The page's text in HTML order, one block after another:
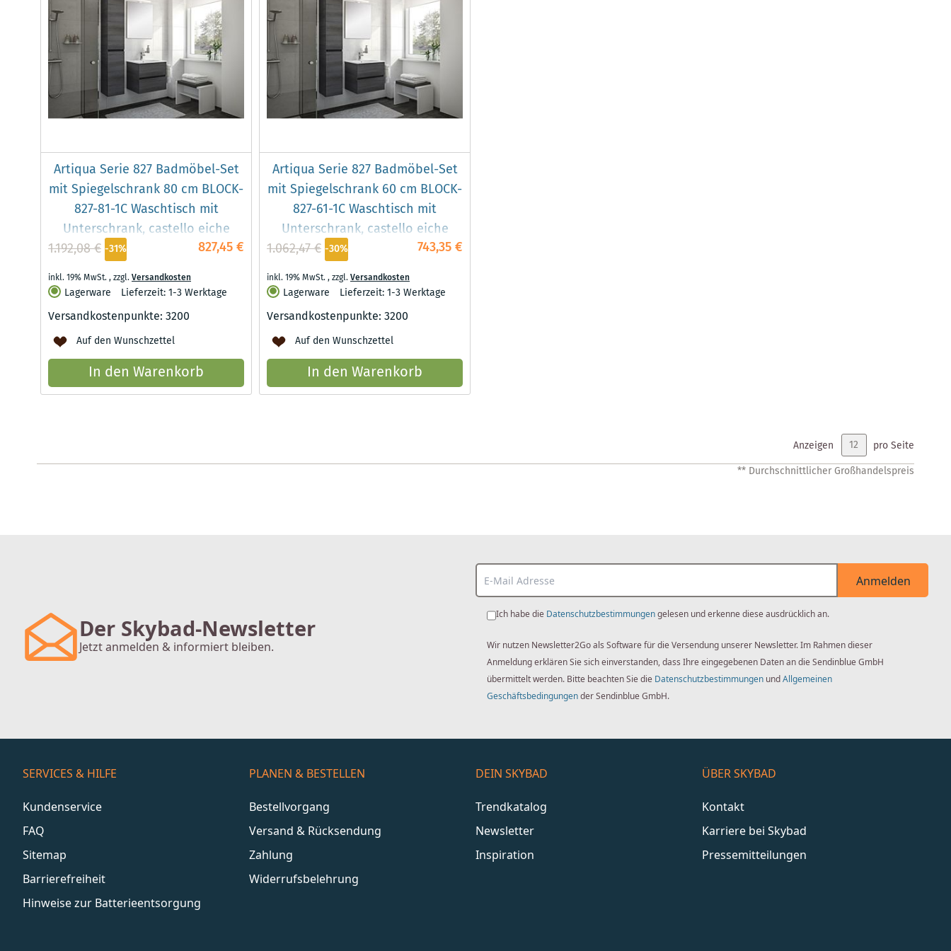
Artiqua Serie 827 Badmöbel-Set
mit Spiegelschrank 80 cm BLOCK-
827-81-1C Waschtisch mit
Unterschrank, castello eiche
827,45 €
1.192,08 € -31%
inkl. 19% MwSt.,zzgl.Versandkosten
Lagerware Lieferzeit: 1-3 Werktage
Versandkostenpunkte: 3200
Auf den Wunschzettel
In den Warenkorb
Artiqua Serie 827 Badmöbel-Set
mit Spiegelschrank 60 cm BLOCK-
827-61-1C Waschtisch mit
Unterschrank, castello eiche
743,35 €
1.062,47 € -30%
inkl. 19% MwSt.,zzgl.Versandkosten
Lagerware Lieferzeit: 1-3 Werktage
Versandkostenpunkte: 3200
Auf den Wunschzettel
In den Warenkorb
Anzeigen
pro Seite
** Durchschnittlicher Großhandelspreis
Der Skybad-Newsletter
Jetzt anmelden & informiert bleiben.
Anmelden
Ich habe die Datenschutzbestimmungengelesen und erkenne diese ausdrücklich an.
Wir nutzen Newsletter2Go als Software für die Versendung unserer Newsletter. Im Rahmen dieser
Anmeldung erklären Sie sich einverstanden, dass Ihre eingegebenen Daten an die Sendinblue GmbH
übermittelt werden. Bitte beachten Sie die Datenschutzbestimmungen undAllgemeinen
Geschäftsbedingungender Sendinblue GmbH.
SERVICES & HILFE
Kundenservice
FAQ
Sitemap
Barrierefreiheit
Hinweise zur Batterieentsorgung
PLANEN & BESTELLEN
Bestellvorgang
Versand & Rücksendung
Zahlung
Widerrufsbelehrung
DEIN SKYBAD
Trendkatalog
Newsletter
Inspiration
ÜBER SKYBAD
Kontakt
Karriere bei Skybad
Pressemitteilungen